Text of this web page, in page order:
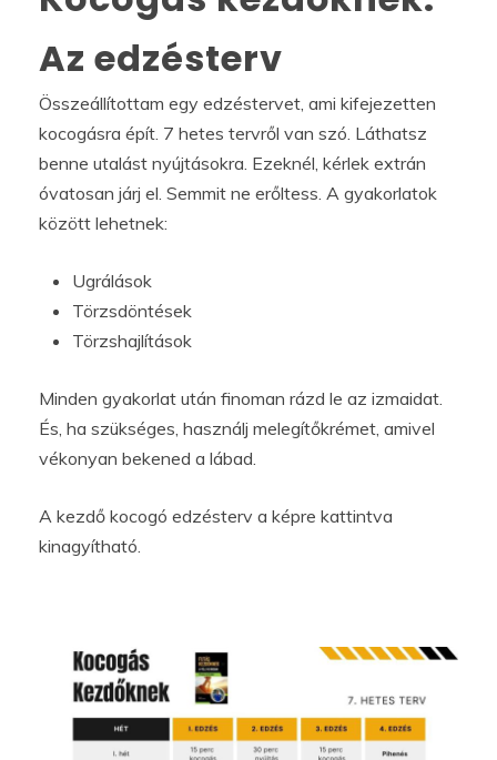
Az edzésterv
Összeállítottam egy edzéstervet, ami kifejezetten
kocogásra épít. 7 hetes tervről van szó. Láthatsz
benne utalást nyújtásokra. Ezeknél, kérlek extrán
óvatosan járj el. Semmit ne erőltess. A gyakorlatok
között lehetnek:
Ugrálások
Törzsdöntések
Törzshajlítások
Minden gyakorlat után finoman rázd le az izmaidat.
És, ha szükséges, használj melegítőkrémet, amivel
vékonyan bekened a lábad.
A kezdő kocogó edzésterv a képre kattintva
kinagyítható.